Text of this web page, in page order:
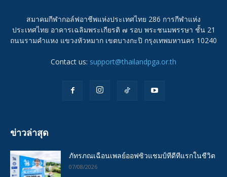
สมาคมกีฬากอล์ฟอาชีพแห่งประเทศไทย 286 การกีฬาแห่ง
ประเทศไทย อาคารเฉลิมพระเกียรติ ๗ รอบ พระชนมพรรษา ชั้น 21
ถนนรามคำแหง แขวงหัวหมาก เขตบางกะปิ กรุงเทพมหานคร 10240
Contact us: support@thailandpga.or.th
ข่าวล่าสุด
ภัทรภณเฉือนเพลย์ออฟซิวแชมป์ทีดีทีแรกในชีวิต
07/08/2026